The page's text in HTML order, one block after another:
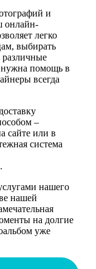
и
онлайн-
легко
выбирать
различные
нужна помощь в
всегда
–
сайте или в
система
нашего
нашей
на долгие
уже